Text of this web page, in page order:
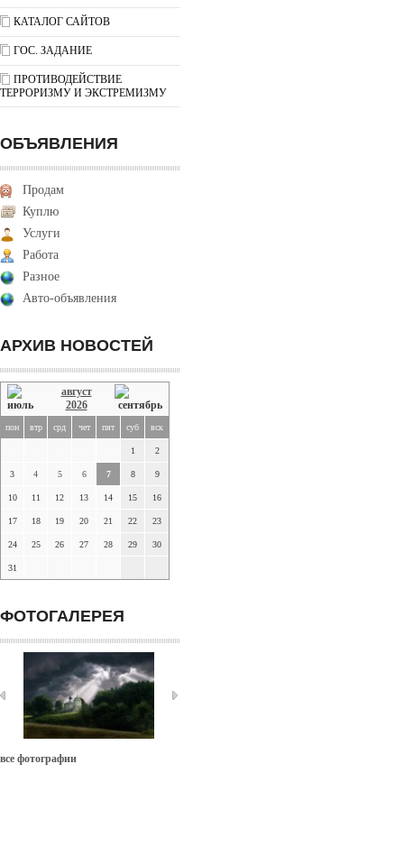
КАТАЛОГ САЙТОВ
ГОС. ЗАДАНИЕ
ПРОТИВОДЕЙСТВИЕ
ТЕРРОРИЗМУ И ЭКСТРЕМИЗМУ
ОБЪЯВЛЕНИЯ
Продам
Куплю
Услуги
Работа
Разное
Авто-объявления
АРХИВ НОВОСТЕЙ
август
2026
пон втр срд чет пят суб вск
1 2
3 4 5 6 7 8 9
10 11 12 13 14 15 16
17 18 19 20 21 22 23
24 25 26 27 28 29 30
31
ФОТОГАЛЕРЕЯ
все фотографии